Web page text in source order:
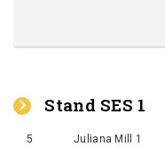
Stand SES 1
5 Juliana Mill 1